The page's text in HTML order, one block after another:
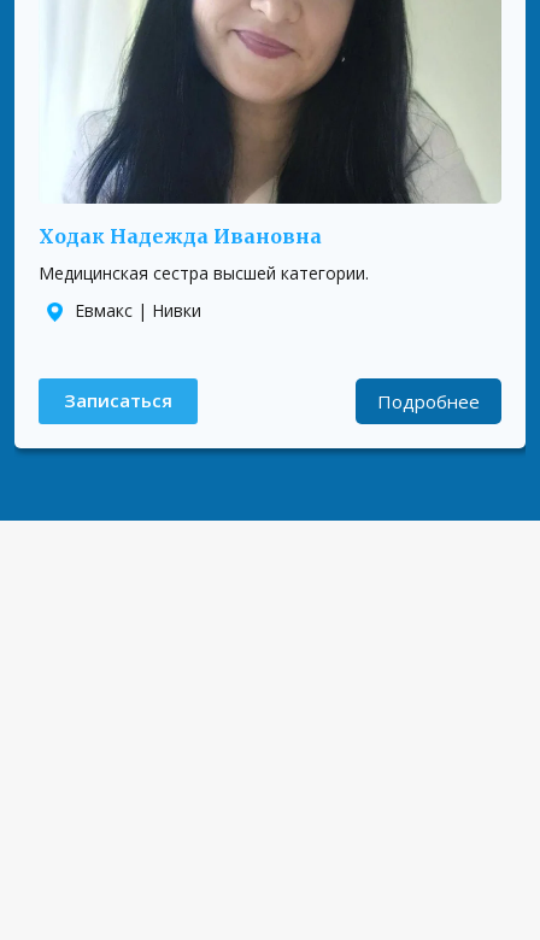
Сохранить моё имя, email и адрес сайта в этом
браузере для последующих моих комментариев.
Ваша оцінка
★
★
★
★
★Ходак Надежда Ивановна
Медицинская сестра высшей категории.
Евмакс | Нивки
Записаться Подробнее